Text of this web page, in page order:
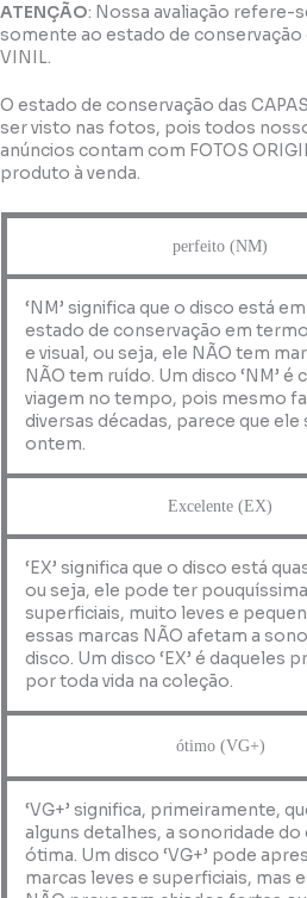
ATENÇÃO: Nossa avaliação refere-
somente ao estado de conservação
VINIL.
O estado de conservação das
ser visto nas fotos, pois todos
anúncios contam com FOTOS
produto à venda.
perfeito (NM)
‘NM’ significa que o disco está
estado de conservação em
e visual, ou seja, ele NÃO tem
NÃO tem ruído. Um disco ‘NM’ é
viagem no tempo, pois mesmo
diversas décadas, parece que ele
ontem.
Excelente (EX)
‘EX’ significa que o disco está
ou seja, ele pode ter
superficiais, muito leves e
essas marcas NÃO afetam a
disco. Um disco ‘EX’ é daqueles
por toda vida na coleção.
ótimo (VG+)
‘VG+’ significa, primeiramente,
alguns detalhes, a sonoridade do
ótima. Um disco ‘VG+’ pode
marcas leves e superficiais, mas